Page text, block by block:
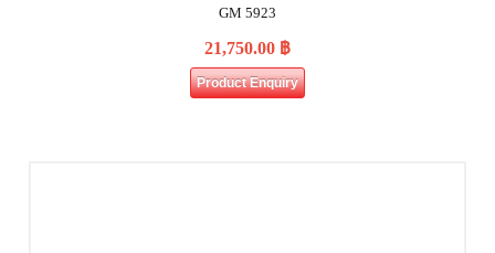
GM 5923
21,750.00 ฿
Product Enquiry